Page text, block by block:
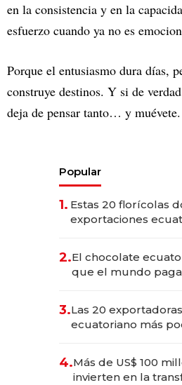
en la consistencia y en la
esfuerzo cuando ya no es
Porque el entusiasmo dura días,
construye destinos. Y si de
deja de pensar tanto… y
Popular
1. Estas 20 florícolas
exportaciones
2.El chocolate
que el mundo paga
3.Las 20
ecuatoriano más
4.Más de US$ 100
invierten en la